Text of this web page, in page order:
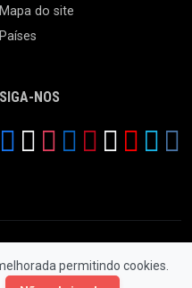
permitindo cookies.
Mapa do site
Países
SIGA-NOS
os Direitos Reservados.